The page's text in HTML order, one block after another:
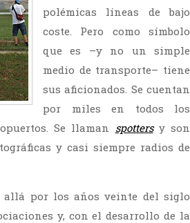
polémicas líneas de bajo
coste. Pero como símbolo
que es –y no un simple
medio de transporte– tiene
sus aficionados. Se cuentan
por miles en todos los
Se llaman spottersy son
y casi siempre radios de
por los años veinte del siglo
y, con el desarrollo de la